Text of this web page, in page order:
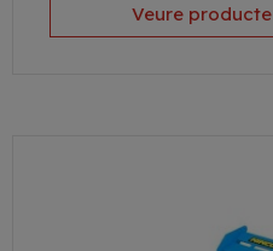
Veure producte